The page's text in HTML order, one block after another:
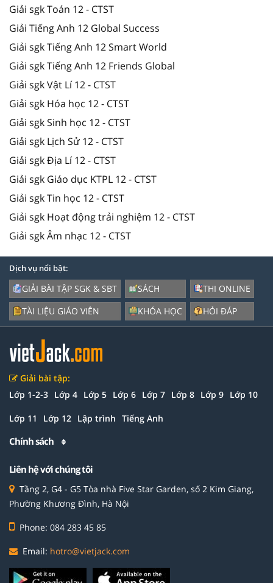
Giải sgk Toán 12 - CTST
Giải Tiếng Anh 12 Global Success
Giải sgk Tiếng Anh 12 Smart World
Giải sgk Tiếng Anh 12 Friends Global
Giải sgk Vật Lí 12 - CTST
Giải sgk Hóa học 12 - CTST
Giải sgk Sinh học 12 - CTST
Giải sgk Lịch Sử 12 - CTST
Giải sgk Địa Lí 12 - CTST
Giải sgk Giáo dục KTPL 12 - CTST
Giải sgk Tin học 12 - CTST
Giải sgk Hoạt động trải nghiệm 12 - CTST
Giải sgk Âm nhạc 12 - CTST
Dịch vụ nổi bật:
GIẢI BÀI TẬP SGK & SBT
TÀI LIỆU GIÁO VIÊN
SÁCH
KHÓA HỌC
THI ONLINE
HỎI ĐÁP
Giải bài tập:
Lớp 1-2-3 Lớp 4 Lớp 5 Lớp 6 Lớp 7 Lớp 8 Lớp 9 Lớp 10
Lớp 11 Lớp 12 Lập trình Tiếng Anh
Chính sách
Liên hệ với chúng tôi
Tầng 2, G4 - G5 Tòa nhà Five Star Garden, số 2 Kim Giang,
Phường Khương Đình, Hà Nội
Phone: 084 283 45 85
Email: hotro@vietjack.com